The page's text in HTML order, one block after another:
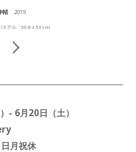
輔 2019
ステル 50.8 x 33 cm
- 6月20日（土）
月祝休